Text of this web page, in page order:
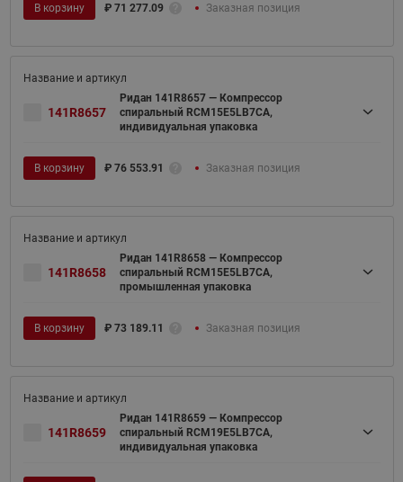
В корзину ₽ 71 277.09 Заказная позиция
141R8657
Ридан 141R8657 — Компрессор
спиральный RCM15E5LB7CA,
индивидуальная упаковка
В корзину ₽ 76 553.91 Заказная позиция
141R8658
Ридан 141R8658 — Компрессор
спиральный RCM15E5LB7CA,
промышленная упаковка
В корзину ₽ 73 189.11 Заказная позиция
141R8659
Ридан 141R8659 — Компрессор
спиральный RCM19E5LB7CA,
индивидуальная упаковка